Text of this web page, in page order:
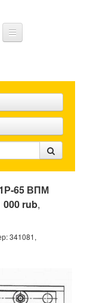
65 ВПМ
000 rub,
341081,